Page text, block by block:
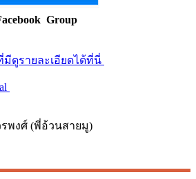
Group
ที่มีดูรายละเอียดได้ที่นี่
พงศ์ (พี่อ้วนสายมู)